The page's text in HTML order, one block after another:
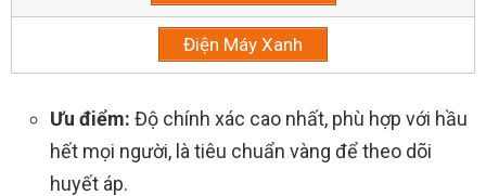
Điện Máy Xanh
Ưu điểm: Độ chính xác cao nhất, phù hợp với hầu
hết mọi người, là tiêu chuẩn vàng để theo dõi
huyết áp.